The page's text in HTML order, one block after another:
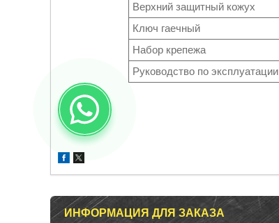
Верхний защитный кожух
Ключ гаечный
Набор крепежа
Руководство по эксплуатации
ИНФОРМАЦИЯ ДЛЯ ЗАКАЗА